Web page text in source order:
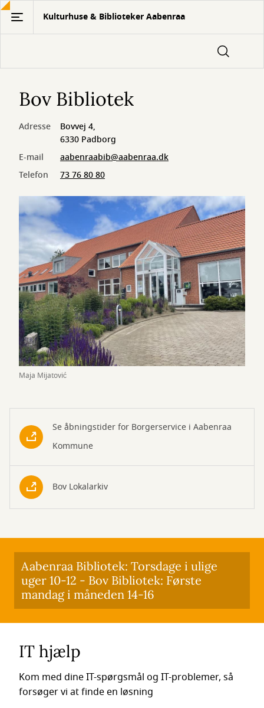
Gå
hovedindhold
Kulturhuse & Biblioteker Aabenraa
Maja Mijatović
Bov Bibliotek
Adresse
Bovvej 4,
6330 Padborg
E-mail
aabenraabib@aabenraa.dk
Telefon
73 76 80 80
Se åbningstider for Borgerservice i Aabenraa
Kommune
Bov Lokalarkiv
Aabenraa Bibliotek: Torsdage i ulige
uger 10-12 - Bov Bibliotek: Første
mandag i måneden 14-16
IT hjælp
Kom med dine IT-spørgsmål og IT-problemer, så
forsøger vi at finde en løsning